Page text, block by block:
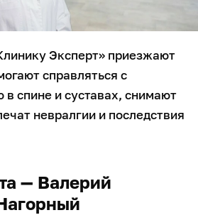
Эксперт» приезжают
справляться с
в спине и суставах, снимают
невралгии и последствия
— Валерий